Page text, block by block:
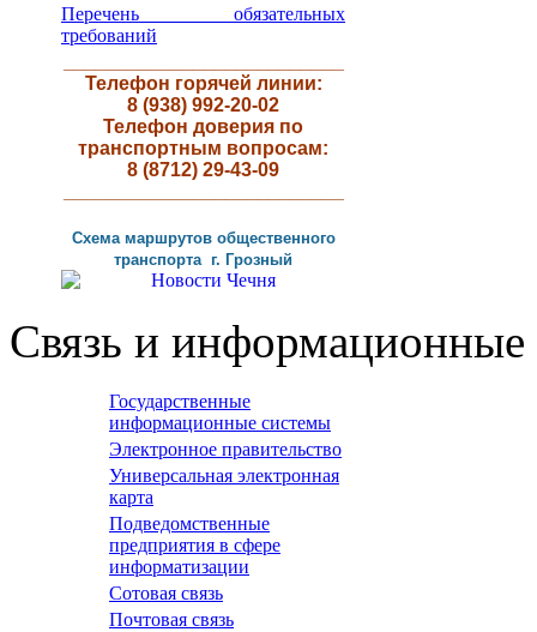
Перечень обязательных
требований
Телефон горячей линии:
8 (938) 992-20-02
Телефон доверия по
транспортным вопросам:
8 (8712) 29-43-09
Схема маршрутов общественного
транспорта г. Грозный
Связь и информационные
Государственные
информационные системы
Электронное правительство
Универсальная электронная
карта
Подведомственные
предприятия в сфере
информатизации
Сотовая связь
Почтовая связь